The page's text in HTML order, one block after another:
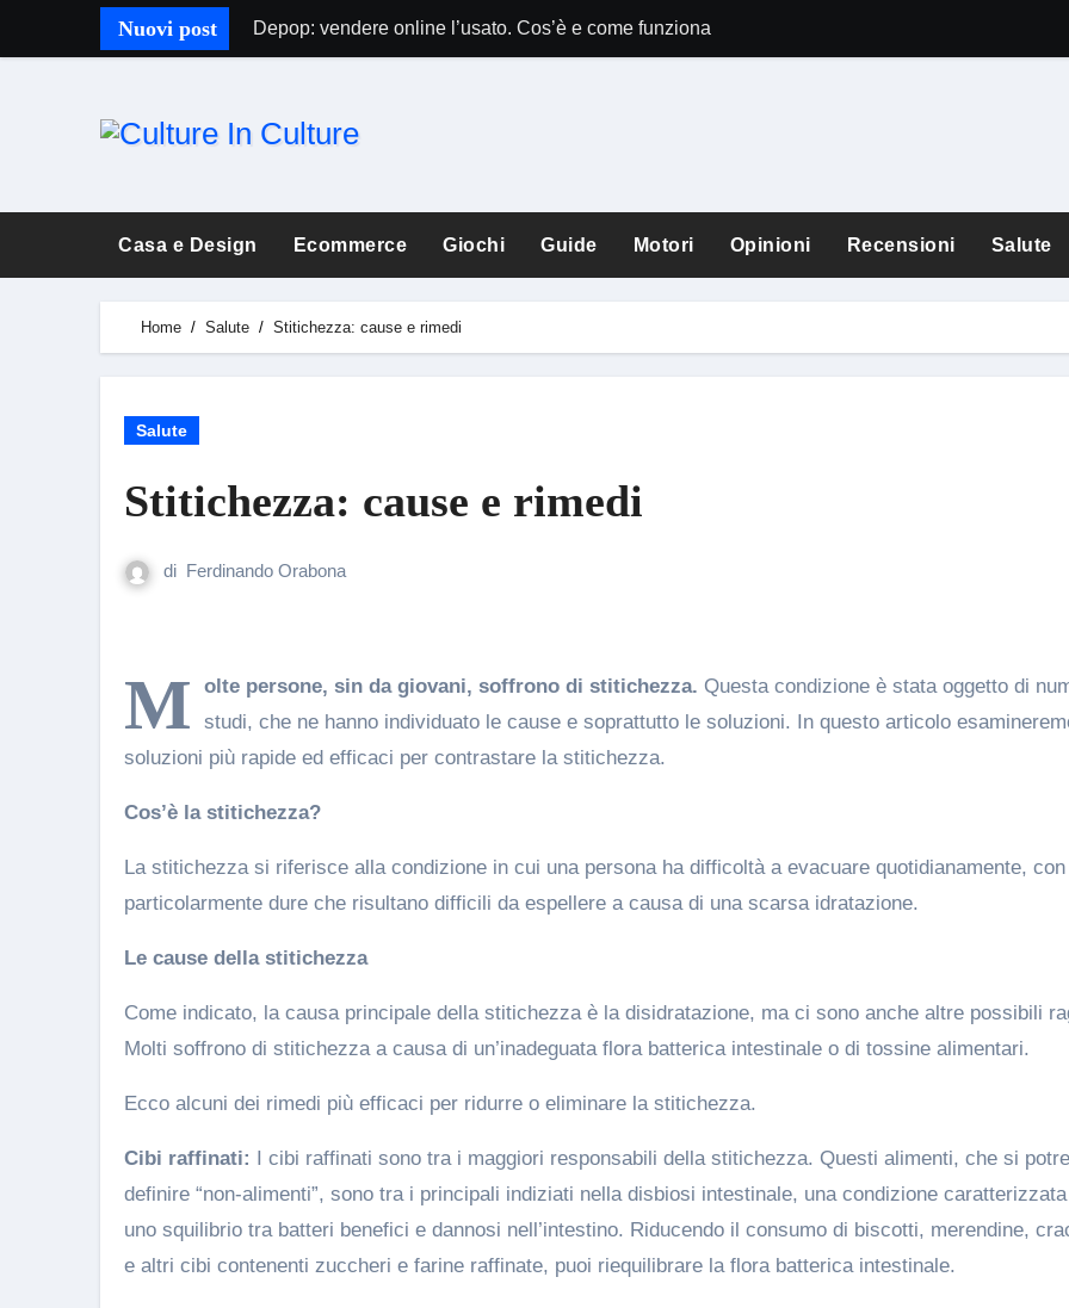
Nuovi post Depop: vendere online l’usato. Cos’è e come funziona
Casa e Design Ecommerce Giochi Guide Motori Opinioni Recensioni Salute
Home Salute Stitichezza: cause e rimedi
Salute
Stitichezza: cause e rimedi
di Ferdinando Orabona
M olte persone, sin da giovani, soffrono di stitichezza. Questa condizione è stata oggetto di
studi, che ne hanno individuato le cause e soprattutto le soluzioni. In questo articolo
soluzioni più rapide ed efficaci per contrastare la stitichezza.
Cos’è la stitichezza?
La stitichezza si riferisce alla condizione in cui una persona ha difficoltà a evacuare quotidianamente,
particolarmente dure che risultano difficili da espellere a causa di una scarsa idratazione.
Le cause della stitichezza
Come indicato, la causa principale della stitichezza è la disidratazione, ma ci sono anche altre possibili
Molti soffrono di stitichezza a causa di un’inadeguata flora batterica intestinale o di tossine alimentari.
Ecco alcuni dei rimedi più efficaci per ridurre o eliminare la stitichezza.
Cibi raffinati: I cibi raffinati sono tra i maggiori responsabili della stitichezza. Questi alimenti, che si
definire “non-alimenti”, sono tra i principali indiziati nella disbiosi intestinale, una condizione
uno squilibrio tra batteri benefici e dannosi nell’intestino. Riducendo il consumo di biscotti, merendine,
e altri cibi contenenti zuccheri e farine raffinate, puoi riequilibrare la flora batterica intestinale.